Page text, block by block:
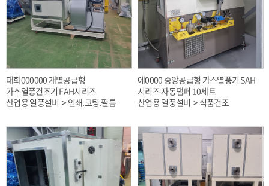
대화000000 개별공급형
가스열풍건조기 FAH시리즈
산업용 열풍설비 > 인쇄.코팅.필름
에0000 중앙공급형 가스열풍기 SAH
시리즈 자동댐퍼 10세트
산업용 열풍설비 > 식품건조